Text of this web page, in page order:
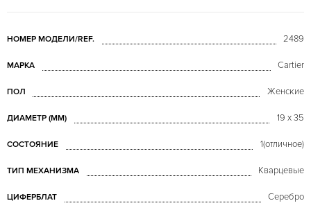
НОМЕР МОДЕЛИ/REF. 2489
МАРКА Cartier
ПОЛ Женские
ДИАМЕТР (MM) 19 x 35
СОСТОЯНИЕ 1(отличное)
ТИП МЕХАНИЗМА Кварцевые
ЦИФЕРБЛАТ Серебро